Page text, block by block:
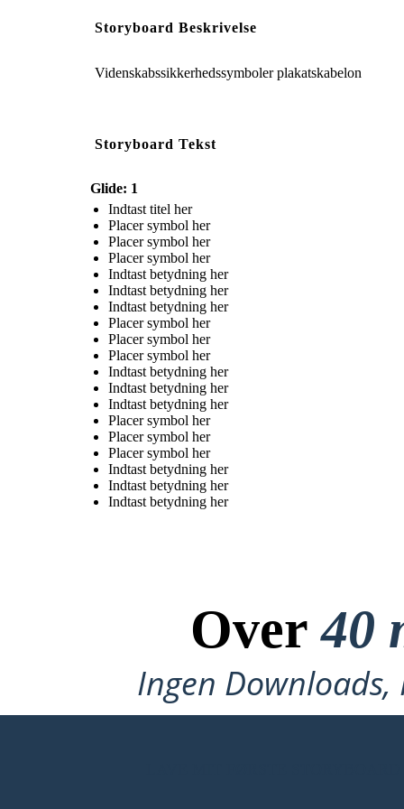
Storyboard Beskrivelse
Videnskabssikkerhedssymboler plakatskabelon
Storyboard Tekst
Glide: 1
Indtast titel her
Placer symbol her
Placer symbol her
Placer symbol her
Indtast betydning her
Indtast betydning her
Indtast betydning her
Placer symbol her
Placer symbol her
Placer symbol her
Indtast betydning her
Indtast betydning her
Indtast betydning her
Placer symbol her
Placer symbol her
Placer symbol her
Indtast betydning her
Indtast betydning her
Indtast betydning her
Over40
Ingen